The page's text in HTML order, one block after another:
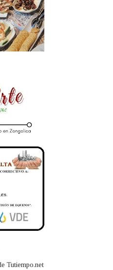
Tutiempo.net